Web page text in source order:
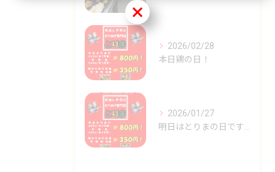
2026/02/28
本日鶏の日！
2026/01/27
お問い合わせはこちら